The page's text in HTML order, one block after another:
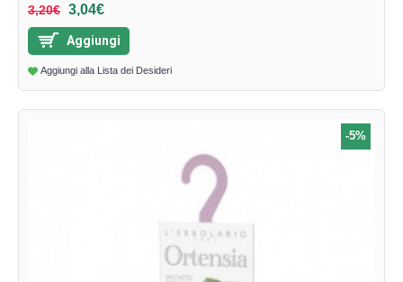
3,20€ 3,04€
Aggiungi
Aggiungi alla Lista dei Desideri
-5%